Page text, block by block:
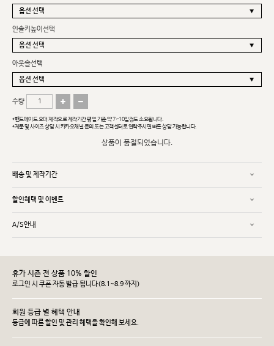
인솔키높이선택
아웃솔선택
수량
*핸드메이드 오더 제작으로 제작기간 평일 기준 약 7~10일정도 소요됩니다.
*제품 및 사이즈 상담 시 카카오채널 문의 또는 고객센터로 연락주시면 빠른 상담 가능합니다.
상품이 품절되었습니다.
배송 및 제작기간
할인혜택 및 이벤트
A/S안내
휴가 시즌 전 상품 10% 할인
로그인 시 쿠폰 자동 발급 됩니다(8.1~8.9 까지)
회원 등급 별 혜택 안내
등급에 따른 할인 및 관리 헤택을 확인해 보세요.